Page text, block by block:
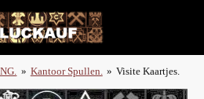
» Kantoor Spullen. » Visite Kaartjes.